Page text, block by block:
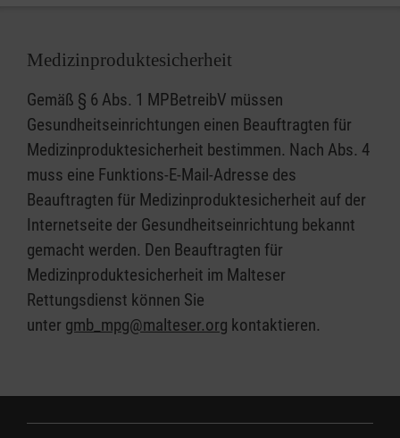
Medizinproduktesicherheit
Gemäß § 6 Abs. 1 MPBetreibV müssen
Gesundheitseinrichtungen einen Beauftragten für
Medizinproduktesicherheit bestimmen. Nach Abs. 4
muss eine Funktions-E-Mail-Adresse des
Beauftragten für Medizinproduktesicherheit auf der
Internetseite der Gesundheitseinrichtung bekannt
gemacht werden. Den Beauftragten für
Medizinproduktesicherheit im Malteser
Rettungsdienst können Sie
unter gmb_mpg@malteser.org kontaktieren.